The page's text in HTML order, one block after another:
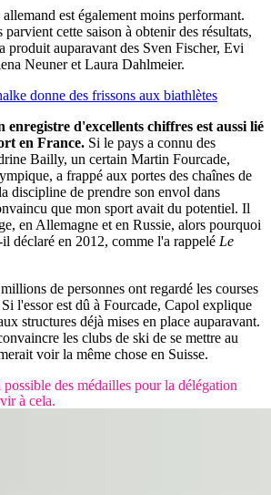
est également moins performant.
parvient cette saison à obtenir des résultats,
produit auparavant des Sven Fischer, Evi
Neuner et Laura Dahlmeier.
donne des frissons aux biathlètes
d'excellents chiffres est aussi lié
en France. Si le pays a connu des
Bailly, un certain Martin Fourcade,
a frappé aux portes des chaînes de
discipline de prendre son envol dans
que mon sport avait du potentiel. Il
en Allemagne et en Russie, alors pourquoi
déclaré en 2012, comme l'a rappelé Le
de personnes ont regardé les courses
l'essor est dû à Fourcade, Capol explique
structures déjà mises en place auparavant.
les clubs de ski de se mettre au
voir la même chose en Suisse.
des médailles pour la délégation
à cela.